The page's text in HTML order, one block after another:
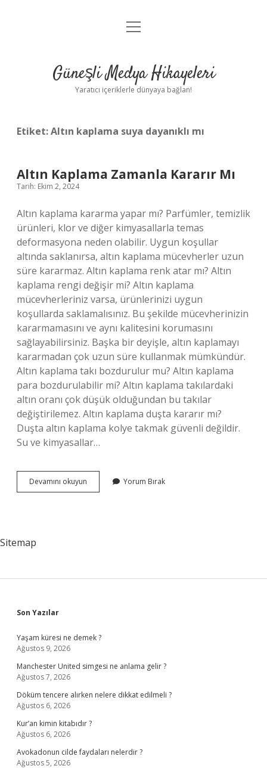
Anasayfa
Yasal Uyarı
menüyü
Güneşli Medya Hikayeleri
Yaratıcı içeriklerle dünyaya bağlan!
Etiket:Altın kaplama suya dayanıklı mı
Altın Kaplama Zamanla Kararır Mı
Tarih: Ekim 2, 2024
Altın kaplama kararma yapar mı? Parfümler, temizlik
ürünleri, klor ve diğer kimyasallarla temas
deformasyona neden olabilir. Uygun koşullar
altında saklanırsa, altın kaplama mücevherler uzun
süre kararmaz. Altın kaplama renk atar mı? Altın
kaplama rengi değişir mi? Altın kaplama
mücevherleriniz varsa, ürünlerinizi uygun
koşullarda saklamalısınız. Bu şekilde mücevherinizin
kararmamasını ve aynı kalitesini korumasını
sağlayabilirsiniz. Başka bir deyişle, altın kaplamayı
kararmadan çok uzun süre kullanmak mümkündür.
Altın kaplama takı bozdurulur mu? Altın kaplama
para bozdurulabilir mi? Altın kaplama takılardaki
altın oranı çok düşük olduğundan bu takılar
değiştirilemez. Altın kaplama duşta kararır mı?
Duşta altın kaplama kolye takmak güvenli değildir.
Su ve kimyasallar…
Devamını okuyun
Kaplama
Yorum Bırak
Sitemap
Sidebar
Son Yazılar
Yaşam küresi ne demek ?
Ağustos 9, 2026
Manchester United simgesi ne anlama gelir ?
Ağustos 7, 2026
Döküm tencere alırken nelere dikkat edilmeli ?
Ağustos 6, 2026
Kur’an kimin kitabıdır ?
Ağustos 6, 2026
Avokadonun cilde faydaları nelerdir ?
Ağustos 5, 2026